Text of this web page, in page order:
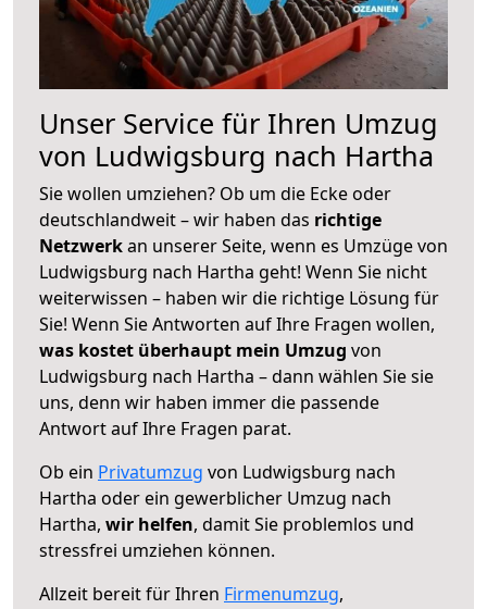
Unser Service für Ihren Umzug
von Ludwigsburg nach Hartha
Sie wollen umziehen? Ob um die Ecke oder
deutschlandweit – wir haben das richtige
Netzwerkan unserer Seite, wenn es Umzüge von
Ludwigsburg nach Hartha geht! Wenn Sie nicht
weiterwissen – haben wir die richtige Lösung für
Sie! Wenn Sie Antworten auf Ihre Fragen wollen,
was kostet überhaupt mein Umzug von
Ludwigsburg nach Hartha – dann wählen Sie sie
uns, denn wir haben immer die passende
Antwort auf Ihre Fragen parat.
Ob ein Privatumzug von Ludwigsburg nach
Hartha oder ein gewerblicher Umzug nach
Hartha, wir helfen, damit Sie problemlos und
stressfrei umziehen können.
Allzeit bereit für Ihren Firmenumzug,